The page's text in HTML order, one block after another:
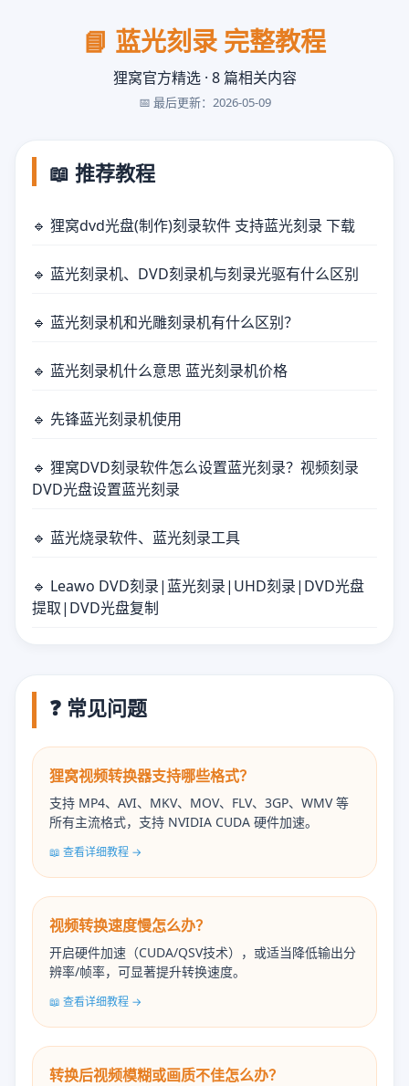
📘 蓝光刻录 完整教程
狸窝官方精选 · 8 篇相关内容
📅 最后更新：2026-05-09
📖 推荐教程
🔹 狸窝dvd光盘(制作)刻录软件 支持蓝光刻录 下载
🔹 蓝光刻录机、DVD刻录机与刻录光驱有什么区别
🔹 蓝光刻录机和光雕刻录机有什么区别？
🔹 蓝光刻录机什么意思 蓝光刻录机价格
🔹 先锋蓝光刻录机使用
🔹 狸窝DVD刻录软件怎么设置蓝光刻录？视频刻录
DVD光盘设置蓝光刻录
🔹 蓝光烧录软件、蓝光刻录工具
🔹 Leawo DVD刻录|蓝光刻录|UHD刻录|DVD光盘
提取|DVD光盘复制
❓ 常见问题
狸窝视频转换器支持哪些格式？
支持 MP4、AVI、MKV、MOV、FLV、3GP、WMV 等
所有主流格式，支持 NVIDIA CUDA 硬件加速。
📖 查看详细教程 →
视频转换速度慢怎么办？
开启硬件加速（CUDA/QSV技术），或适当降低输出分
辨率/帧率，可显著提升转换速度。
📖 查看详细教程 →
转换后视频模糊或画质不佳怎么办？